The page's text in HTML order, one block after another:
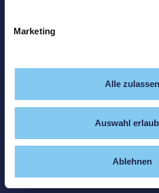
Marketing
Alle zulassen
Auswahl
Ablehnen